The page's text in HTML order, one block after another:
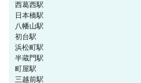
西葛西駅
日本橋駅
八幡山駅
初台駅
浜松町駅
半蔵門駅
町屋駅
三越前駅